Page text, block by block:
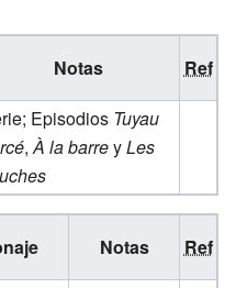
Notas Ref
Episodios Tuyau
,À la barreyLes
Notas Ref